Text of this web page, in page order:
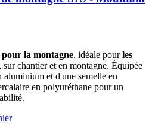
pour la montagne, idéale pourles
, sur chantier et en montagne. Équipée
et d'une semelle en
en polyuréthane pour un